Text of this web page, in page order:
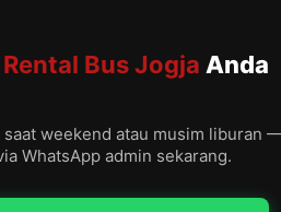
Rental Bus Jogja Anda
saat weekend atau musim liburan
WhatsApp admin sekarang.